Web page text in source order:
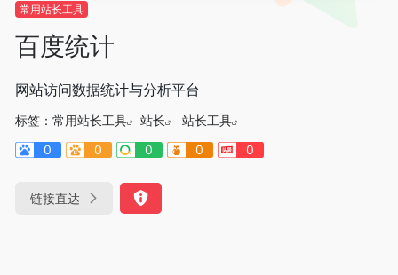
常用站长工具
百度统计
网站访问数据统计与分析平台
标签： 常用站长工具 站长
站长工具
0
0 0 0 0
链接直达